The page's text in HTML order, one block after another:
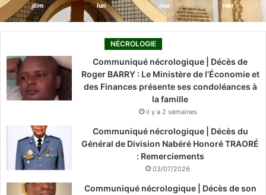
dim lun mar mer
NÉCROLOGIE
Communiqué nécrologique | Décès de
Roger BARRY : Le Ministère de l’Économie et
des Finances présente ses condoléances à
la famille
il y a 2 semaines
Communiqué nécrologique | Décès du
Général de Division Nabéré Honoré TRAORÉ
: Remerciements
03/07/2026
Communiqué nécrologique | Décès de son